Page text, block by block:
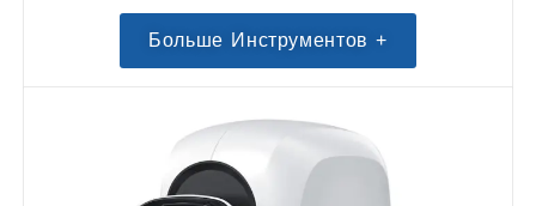
Больше Инструментов +